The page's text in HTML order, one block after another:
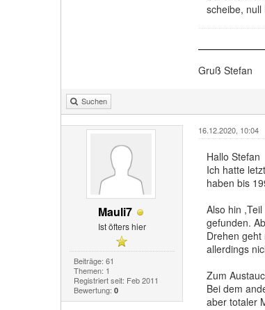
scheibe,
Gruß Stefan
Suchen
Mauli7
Ist öfters hier
Beiträge: 61
Themen: 1
Registriert seit: Feb 2011
Bewertung: 0
16.12.2020, 10:04
Hallo Stefan
Ich hatte
haben bis
Also hin
gefunden.
Drehen
allerdings
Zum
Bei dem
aber totaler